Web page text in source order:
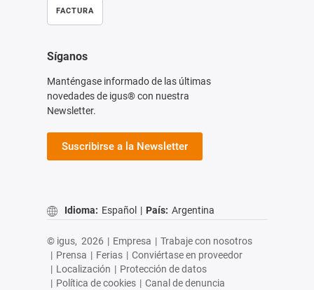
FACTURA
Síganos
Manténgase informado de las últimas
novedades de igus® con nuestra
Newsletter.
Suscribirse a la Newsletter
Idioma: Español | País: Argentina
© igus, 2026 | Empresa | Trabaje con nosotros
| Prensa | Ferias | Conviértase en proveedor
| Localización | Protección de datos
| Política de cookies | Canal de denuncia